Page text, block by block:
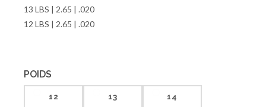
13 LBS | 2.65 | .020
12 LBS | 2.65 | .020
POIDS
12 13 14